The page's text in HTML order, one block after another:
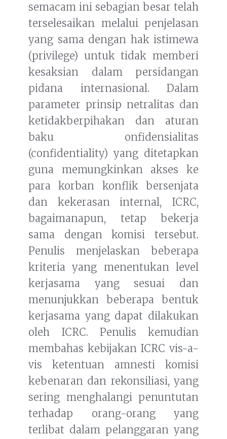
semacam ini sebagian besar telah
terselesaikan melalui penjelasan
yang sama dengan hak istimewa
(privilege) untuk tidak memberi
kesaksian dalam persidangan
pidana internasional. Dalam
parameter prinsip netralitas dan
ketidakberpihakan dan aturan
baku onfidensialitas
(confidentiality) yang ditetapkan
guna memungkinkan akses ke
para korban konflik bersenjata
dan kekerasan internal, ICRC,
bagaimanapun, tetap bekerja
sama dengan komisi tersebut.
Penulis menjelaskan beberapa
kriteria yang menentukan level
kerjasama yang sesuai dan
menunjukkan beberapa bentuk
kerjasama yang dapat dilakukan
oleh ICRC. Penulis kemudian
membahas kebijakan ICRC vis-a-
vis ketentuan amnesti komisi
kebenaran dan rekonsiliasi, yang
sering menghalangi penuntutan
terhadap orang-orang yang
terlibat dalam pelanggaran yang